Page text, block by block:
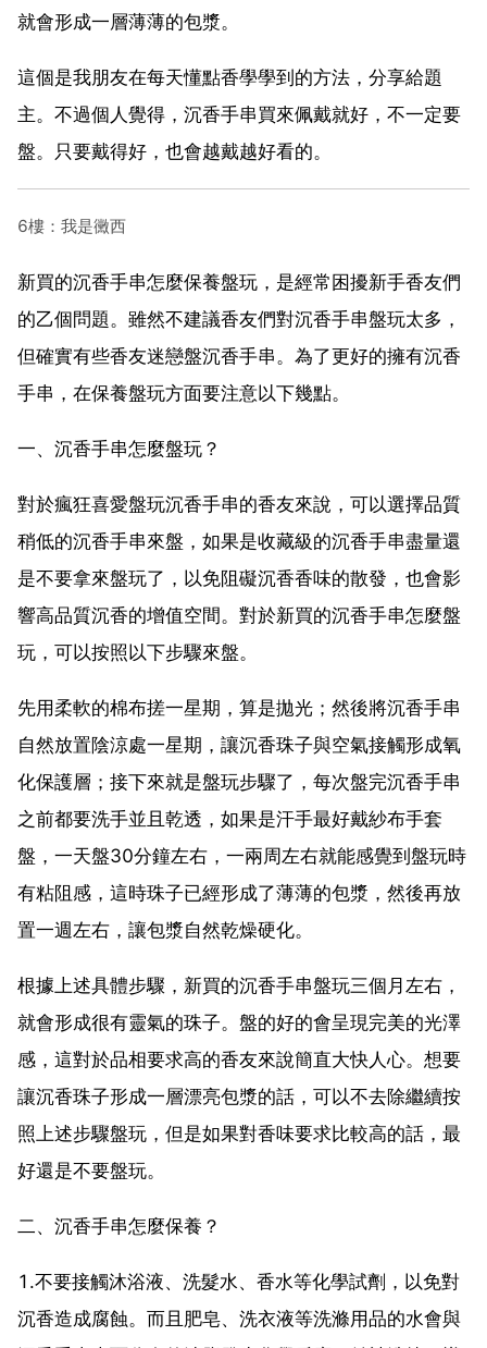
就會形成一層薄薄的包漿。
這個是我朋友在每天懂點香學學到的方法，分享給題
主。不過個人覺得，沉香手串買來佩戴就好，不一定要
盤。只要戴得好，也會越戴越好看的。
6樓：我是黴西
新買的沉香手串怎麼保養盤玩，是經常困擾新手香友們
的乙個問題。雖然不建議香友們對沉香手串盤玩太多，
但確實有些香友迷戀盤沉香手串。為了更好的擁有沉香
手串，在保養盤玩方面要注意以下幾點。
一、沉香手串怎麼盤玩？
對於瘋狂喜愛盤玩沉香手串的香友來說，可以選擇品質
稍低的沉香手串來盤，如果是收藏級的沉香手串盡量還
是不要拿來盤玩了，以免阻礙沉香香味的散發，也會影
響高品質沉香的增值空間。對於新買的沉香手串怎麼盤
玩，可以按照以下步驟來盤。
先用柔軟的棉布搓一星期，算是拋光；然後將沉香手串
自然放置陰涼處一星期，讓沉香珠子與空氣接觸形成氧
化保護層；接下來就是盤玩步驟了，每次盤完沉香手串
之前都要洗手並且乾透，如果是汗手最好戴紗布手套
盤，一天盤30分鐘左右，一兩周左右就能感覺到盤玩時
有粘阻感，這時珠子已經形成了薄薄的包漿，然後再放
置一週左右，讓包漿自然乾燥硬化。
根據上述具體步驟，新買的沉香手串盤玩三個月左右，
就會形成很有靈氣的珠子。盤的好的會呈現完美的光澤
感，這對於品相要求高的香友來說簡直大快人心。想要
讓沉香珠子形成一層漂亮包漿的話，可以不去除繼續按
照上述步驟盤玩，但是如果對香味要求比較高的話，最
好還是不要盤玩。
二、沉香手串怎麼保養？
1.不要接觸沐浴液、洗髮水、香水等化學試劑，以免對
沉香造成腐蝕。而且肥皂、洗衣液等洗滌用品的水會與